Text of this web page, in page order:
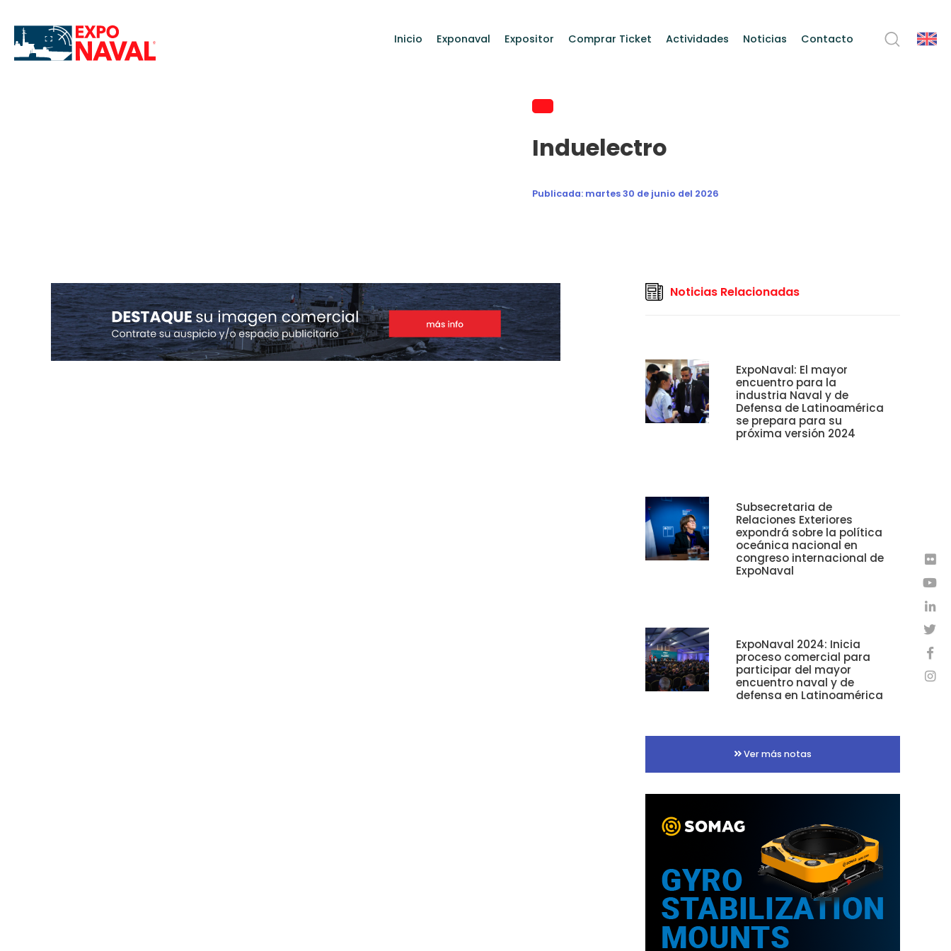
Inicio Exponaval Expositor Comprar Ticket Actividades Noticias Contacto
Induelectro
Publicada: martes 30 de junio del 2026
Noticias Relacionadas
ExpoNaval: El mayor
encuentro para la
industria Naval y de
Defensa de Latinoamérica
se prepara para su
próxima versión 2024
Subsecretaria de
Relaciones Exteriores
expondrá sobre la política
oceánica nacional en
congreso internacional de
ExpoNaval
ExpoNaval 2024: Inicia
proceso comercial para
participar del mayor
encuentro naval y de
defensa en Latinoamérica
Ver más notas